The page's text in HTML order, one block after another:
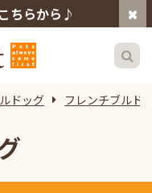
ちらから♪
ドッグ フレンチブルド